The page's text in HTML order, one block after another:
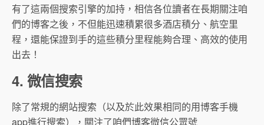
有了這兩個搜索引擎的加持，相信各位讀者在長期關注咱
們的博客之後，不但能迅速積累很多酒店積分、航空里
程，還能保證到手的這些積分里程能夠合理、高效的使用
出去！
4. 微信搜索
除了常規的網站搜索（以及於此效果相同的用博客手機
app進行搜索），關注了咱們博客微信公眾號